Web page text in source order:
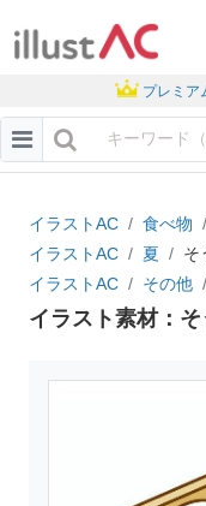
プレミア
イラストAC 食べ物
イラストAC
夏
そ
イラストAC
その他
イラスト素材：